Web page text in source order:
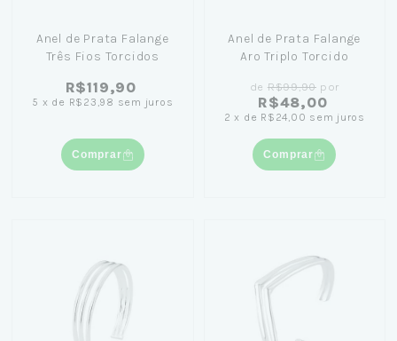
Anel de Prata Falange
Três Fios Torcidos
R$119,90
5 x de R$23,98 sem juros
Comprar
Anel de Prata Falange
Aro Triplo Torcido
de R$99,90 por
R$48,00
2 x de R$24,00 sem juros
Comprar